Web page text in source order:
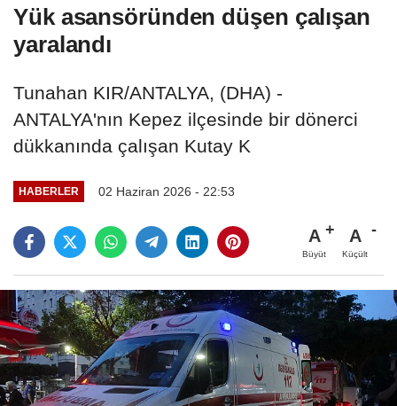
Yük asansöründen düşen çalışan
yaralandı
Tunahan KIR/ANTALYA, (DHA) -
ANTALYA'nın Kepez ilçesinde bir dönerci
dükkanında çalışan Kutay K
HABERLER 02 Haziran 2026 - 22:53
A
Büyüt
A
Küçült